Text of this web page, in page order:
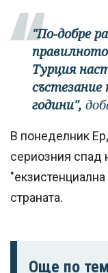
"По-добре
Турция
състезание
години",
В понеделник
сериозния спад
страната.
Още по